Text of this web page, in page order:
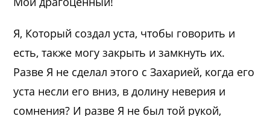
Я, Который создал уста, чтобы говорить и
есть, также могу закрыть и замкнуть их.
Разве Я не сделал этого с Захарией, когда его
уста несли его вниз, в долину неверия и
сомнения? И разве Я не был той рукой,